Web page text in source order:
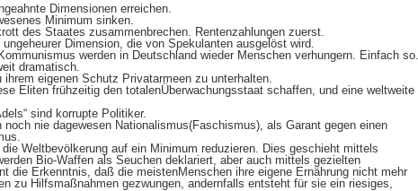
Dimensionen erreichen.
Minimum sinken.
des Staates zusammenbrechen. Rentenzahlungen zuerst.
Dimension, die von Spekulanten ausgelöst wird.
werden in Deutschland wieder Menschen verhungern. Einfach so.
dramatisch.
eigenen Schutz Privatarmeen zu unterhalten.
Eliten frühzeitig den totalenÜberwachungsstaat schaffen, und eine weltweite
sind korrupte Politiker.
nie dagewesen Nationalismus(Faschismus), als Garant gegen einen
Weltbevölkerung auf ein Minimum reduzieren. Dies geschieht mittels
Bio-Waffen als Seuchen deklariert, aber auch mittels gezielten
die Erkenntnis, daß die meistenMenschen ihre eigene Ernährung nicht mehr
zu Hilfsmaßnahmen gezwungen, andernfalls entsteht für sie ein riesiges,